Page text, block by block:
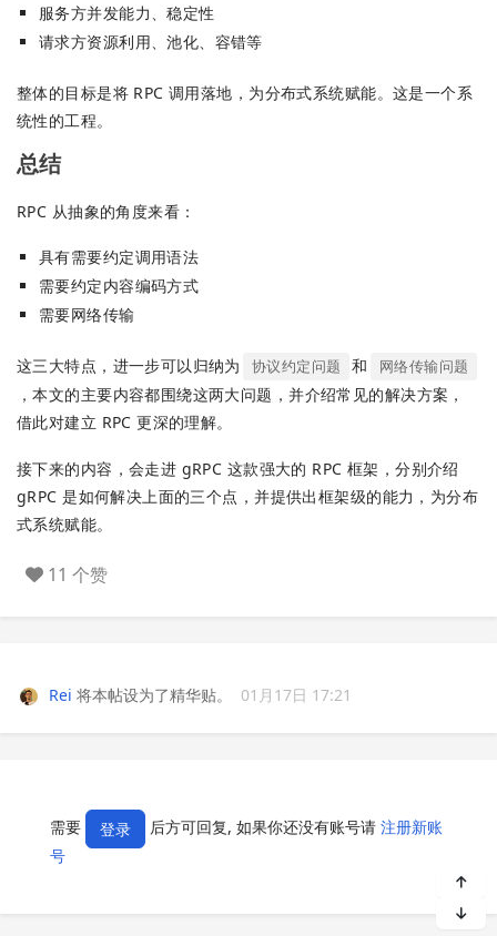
服务方并发能力、稳定性
请求方资源利用、池化、容错等
整体的目标是将 RPC 调用落地，为分布式系统赋能。这是一个系
统性的工程。
总结
RPC 从抽象的角度来看：
具有需要约定调用语法
需要约定内容编码方式
需要网络传输
这三大特点，进一步可以归纳为 协议约定问题 和 网络传输问题
，本文的主要内容都围绕这两大问题，并介绍常见的解决方案，
借此对建立 RPC 更深的理解。
接下来的内容，会走进 gRPC 这款强大的 RPC 框架，分别介绍
gRPC 是如何解决上面的三个点，并提供出框架级的能力，为分布
式系统赋能。
11 个赞
Rei 将本帖设为了精华贴。 01月17日 17:21
需要 登录 后方可回复, 如果你还没有账号请 注册新账
号